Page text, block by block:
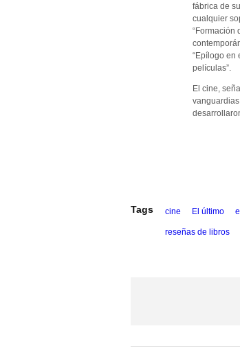
fábrica de
cualquier
“Formación
“Epílogo en
películas”.
El cine,
Tags cine El último
reseñas de libros